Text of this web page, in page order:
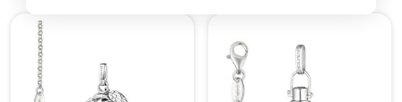
Press to skip carousel